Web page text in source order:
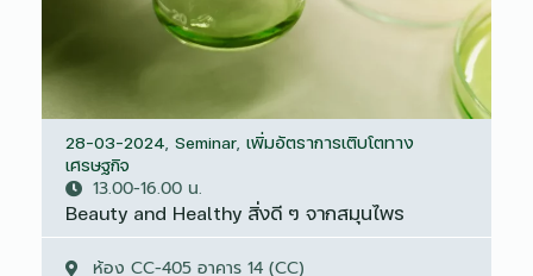
28-03-2024, Seminar, เพิ่มอัตราการเติบโตทาง
เศรษฐกิจ
13.00-16.00 น.
Beauty and Healthy สิ่งดี ๆ จากสมุนไพร
ห้อง CC-405 อาคาร 14 (CC)